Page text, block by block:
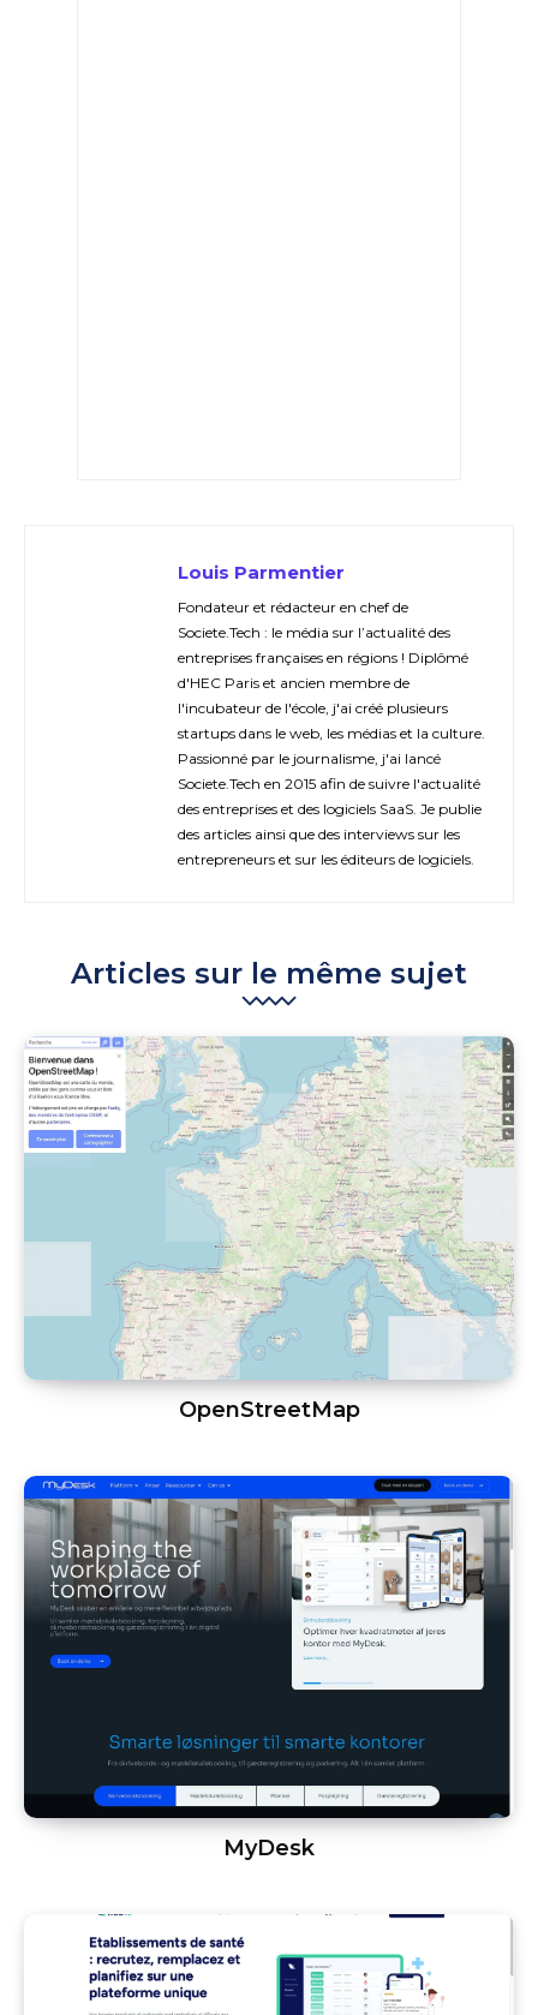
Louis Parmentier
Fondateur et rédacteur en chef de
Societe.Tech : le média sur l’actualité des
entreprises françaises en régions ! Diplômé
d'HEC Paris et ancien membre de
l'incubateur de l'école, j'ai créé plusieurs
startups dans le web, les médias et la culture.
Passionné par le journalisme, j'ai lancé
Societe.Tech en 2015 afin de suivre l'actualité
des entreprises et des logiciels SaaS. Je publie
des articles ainsi que des interviews sur les
entrepreneurs et sur les éditeurs de logiciels.
Articles sur le même sujet
OpenStreetMap
MyDesk